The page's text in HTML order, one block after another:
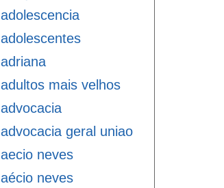
adolescencia
adolescentes
adriana
adultos mais velhos
advocacia
advocacia geral uniao
aecio neves
aécio neves